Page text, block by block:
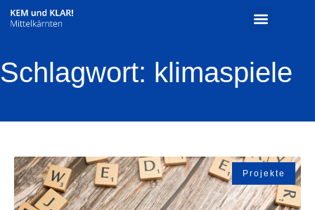
Schlagwort: klimaspiele
Projekte